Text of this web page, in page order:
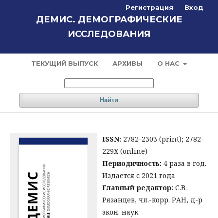
ДЕМИС. ДЕМОГРАФИЧЕСКИЕ
ИССЛЕДОВАНИЯ
ТЕКУЩИЙ ВЫПУСК АРХИВЫ О НАС
Найти
Регистрация Вход
ISSN: 2782-2303 (print); 2782-
229X (online)
Периодичность: 4 раза в год.
Издается с 2021 года
Главный редактор: С.В.
Рязанцев, чл.-корр. РАН, д-р
экон. наук